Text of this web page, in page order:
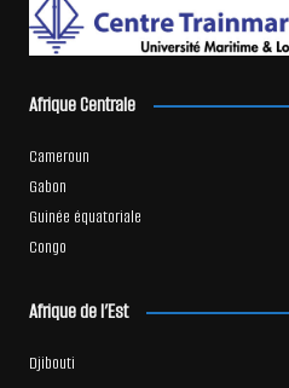
Afrique Centrale
Cameroun
Gabon
Guinée équatoriale
Congo
Afrique de l’Est
Djibouti